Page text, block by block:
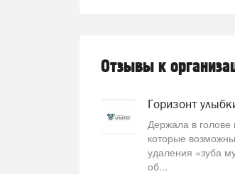
Отзывы к
Горизонт
Держала в голове
которые
удаления «зуба
об...